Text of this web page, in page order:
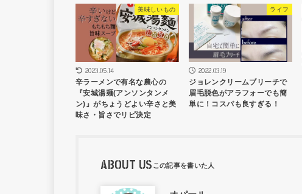
美味しいもの
2023.05.14
辛ラーメンで有名な農心の
『安城湯麺(アンソンタンメ
ン)』がちょうどよい辛さと美
味さ・旨さでリピ決定
ライフ
2022.03.19
ジョレンクリームブリーチで
眉毛脱色がアラフォーでも簡
単に！コスパも良すぎる！
ABOUT US